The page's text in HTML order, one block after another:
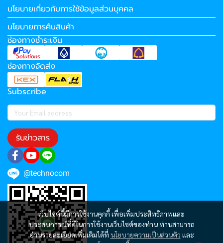
เว็บไซต์นี้มีการใช้งานคุกกี้ เพื่อเพิ่มประสิทธิภาพและ
ประสบการณ์ที่ดีในการใช้งานเว็บไซต์ของท่าน ท่านสามารถ
อ่านรายละเอียดเพิ่มเติมได้ที่ นโยบายความเป็นส่วนตัว และ
นโยบายเกี่ยวกับการใช้ข้อมูลส่วนบุคคล
นโยบายการคืนสินค้า
ช่องทางชำระเงิน
ช่องทางจัดส่ง
Subscribe
รับข่าวสาร
@technocom